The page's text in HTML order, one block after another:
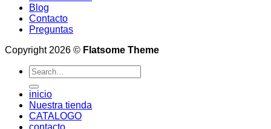
Blog
Contacto
Preguntas
Copyright 2026 © Flatsome Theme
Search
for:
inicio
Nuestra tienda
CATALOGO
contacto